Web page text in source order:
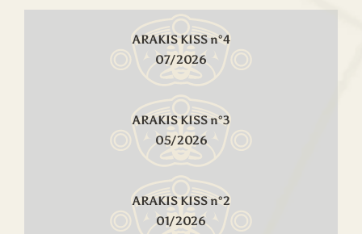
ARAKIS KISS n°4
07/2026
ARAKIS KISS n°3
05/2026
ARAKIS KISS n°2
01/2026